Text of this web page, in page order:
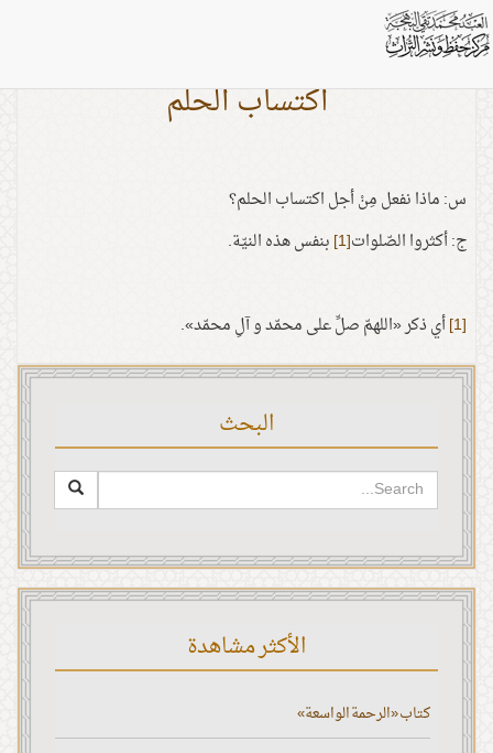
اكتساب الحلم
س: ماذا نفعل مِنْ أجل اكتساب الحلم؟
ج: أكثروا الصّلوات[1] بنفس هذه النيّة.
[1] أي ذكر «اللهمّ صلِّ على محمّد و آلِ محمّد».
البحث
الأكثر مشاهدة
كتاب «الرحمة الواسعة»